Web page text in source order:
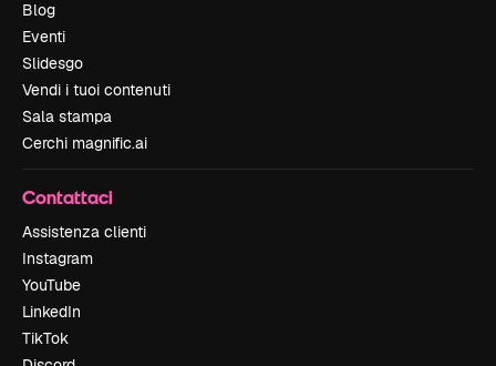
Blog
Eventi
Slidesgo
Vendi i tuoi contenuti
Sala stampa
Cerchi magnific.ai
Contattaci
Assistenza clienti
Instagram
YouTube
LinkedIn
TikTok